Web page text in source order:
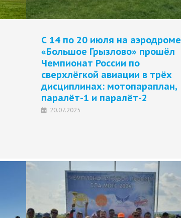
С 14 по 20 июля на аэродроме
«Большое Грызлово» прошёл
Чемпионат России по
сверхлёгкой авиации в трёх
дисциплинах: мотопараплан,
паралёт-1 и паралёт-2
20.07.2025